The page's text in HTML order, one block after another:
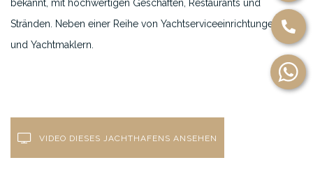
bekannt, mit hochwertigen Geschäften, Restaurants und
Stränden.
Neben einer Reihe von Yachtserviceeinrichtungen
und Yachtmaklern.
VIDEO DIESES JACHTHAFENS ANSEHEN